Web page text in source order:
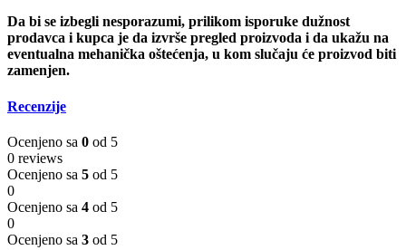
Da bi se izbegli nesporazumi, prilikom isporuke dužnost
prodavca i kupca je da izvrše pregled proizvoda i da ukažu na
eventualna mehanička oštećenja, u kom slučaju će proizvod biti
zamenjen.
Recenzije
Ocenjeno sa 0 od 5
0 reviews
Ocenjeno sa 5 od 5
0
Ocenjeno sa 4 od 5
0
Ocenjeno sa 3 od 5